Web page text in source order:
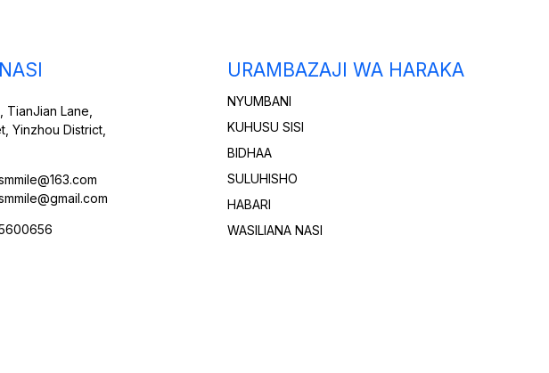
TianJian Lane,
Yinzhou District,
URAMBAZAJI WA HARAKA
NYUMBANI
KUHUSU SISI
BIDHAA
SULUHISHO
HABARI
WASILIANA NASI